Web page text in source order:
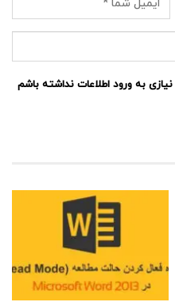
به ورود اطلاعات نداشته باشم